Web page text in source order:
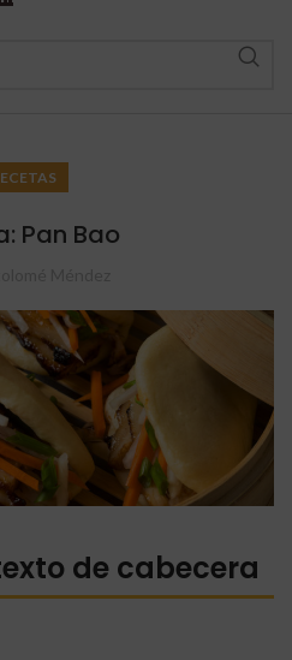
Pan Bao
de cabecera